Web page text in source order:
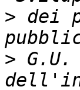
> dei
>